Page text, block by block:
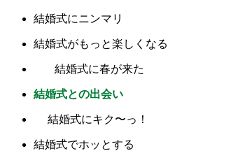
結婚式にニンマリ
結婚式がもっと楽しくなる
結婚式に春が来た
結婚式との出会い
結婚式にキク〜っ！
結婚式でホッとする